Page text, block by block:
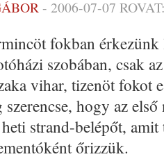
- 2006-07-07
fokban
szobában, csak
vihar, tizenöt fokot
hogy az
strand-belépőt,
őrizzük.